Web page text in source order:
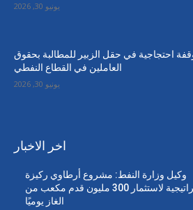
يونيو 30, 2026
احتجاجية في حقل الزبير للمطالبة بحقوق
العاملين في القطاع النفطي
يونيو 30, 2026
اخر الاخبار
وكيل وزارة النفط: مشروع أرطاوي ركيزة
استراتيجية لاستثمار 300 مليون قدم مكعب من
الغاز يوميًا